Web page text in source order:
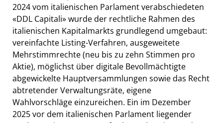
2024 vom italienischen Parlament verabschiedeten
«DDL Capitali» wurde der rechtliche Rahmen des
italienischen Kapitalmarkts grundlegend umgebaut:
vereinfachte Listing-Verfahren, ausgeweitete
Mehrstimmrechte (neu bis zu zehn Stimmen pro
Aktie), möglichst über digitale Bevollmächtigte
abgewickelte Hauptversammlungen sowie das Recht
abtretender Verwaltungsräte, eigene
Wahlvorschläge einzureichen. Ein im Dezember
2025 vor dem italienischen Parlament liegender